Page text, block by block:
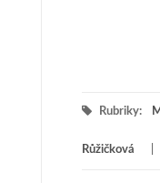
Rubriky:
Růžičková